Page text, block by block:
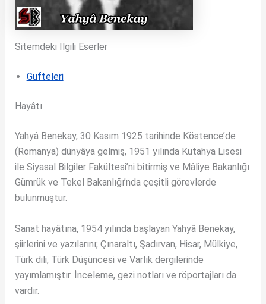
Sitemdeki İlgili Eserler
Güfteleri
Hayâtı
Yahyâ Benekay, 30 Kasım 1925 tarihinde Köstence’de
(Romanya) dünyâya gelmiş, 1951 yılında Kütahya Lisesi
ile Siyasal Bilgiler Fakültesi’ni bitirmiş ve Mâliye Bakanlığı
Gümrük ve Tekel Bakanlığı’nda çeşitli görevlerde
bulunmuştur.
Sanat hayâtına, 1954 yılında başlayan Yahyâ Benekay,
şiirlerini ve yazılarını; Çınaraltı, Şadırvan, Hisar, Mülkiye,
Türk dili, Türk Düşüncesi ve Varlık dergilerinde
yayımlamıştır. İnceleme, gezi notları ve röportajları da
vardır.